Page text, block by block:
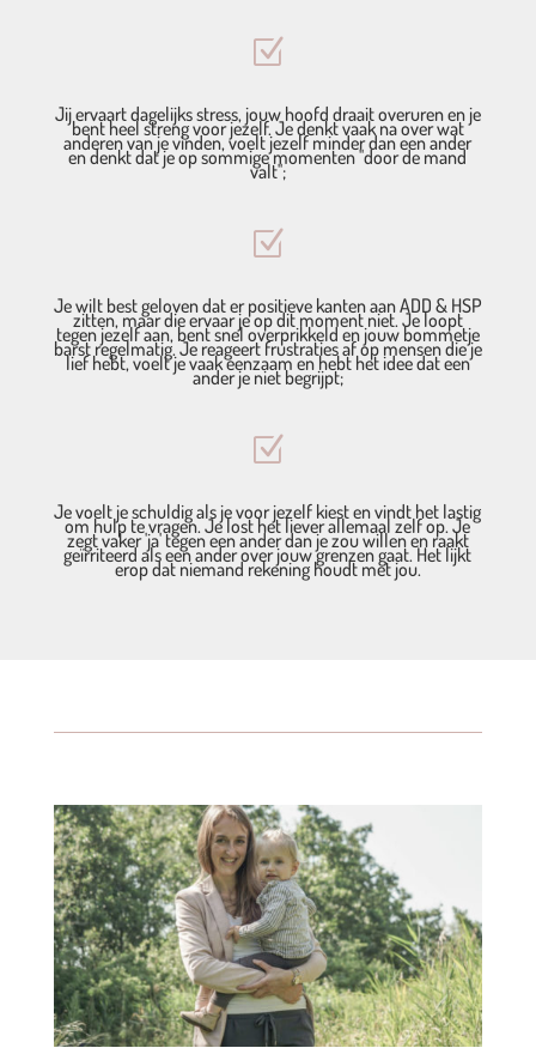
Z
Jij ervaart dagelijks stress, jouw hoofd draait overuren en je
bent heel streng voor jezelf. Je denkt vaak na over wat
anderen van je vinden, voelt jezelf minder dan een ander
en denkt dat je op sommige momenten ''door de mand
valt'';
Z
Je wilt best geloven dat er positieve kanten aan ADD & HSP
zitten, maar die ervaar je op dit moment niet. Je loopt
tegen jezelf aan, bent snel overprikkeld en jouw bommetje
barst regelmatig. Je reageert frustraties af op mensen die je
lief hebt, voelt je vaak eenzaam en hebt het idee dat een
ander je niet begrijpt;
Z
Je voelt je schuldig als je voor jezelf kiest en vindt het lastig
om hulp te vragen. Je lost het liever allemaal zelf op. Je
zegt vaker 'ja' tegen een ander dan je zou willen en raakt
geïrriteerd als een ander over jouw grenzen gaat. Het lijkt
erop dat niemand rekening houdt met jou.